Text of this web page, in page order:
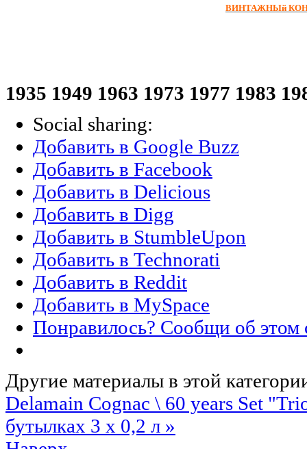
ВИНТАЖНЫй
1935 1949 1963 1973 1977 1983
Social sharing:
Добавить в Google Buzz
Добавить в Facebook
Добавить в Delicious
Добавить в Digg
Добавить в StumbleUpon
Добавить в Technorati
Добавить в Reddit
Добавить в MySpace
Понравилось? Сообщи об этом
Другие материалы в этой
Delamain Cognac \ 60 years Set
бутылках 3 х 0,2 л »